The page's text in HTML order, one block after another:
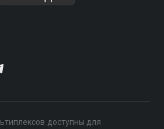
доступны для